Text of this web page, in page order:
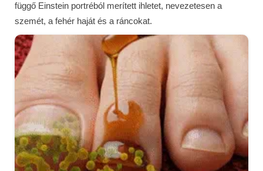
függő Einstein portréból merített ihletet, nevezetesen a
szemét, a fehér haját és a ráncokat.